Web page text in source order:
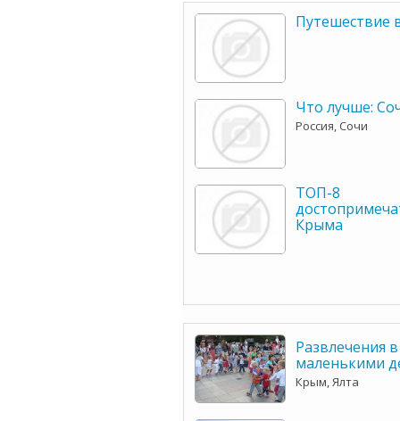
Путешествие
Что лучше:
Россия, Сочи
ТОП-8
Крыма
Развлечения
маленькими
Крым, Ялта